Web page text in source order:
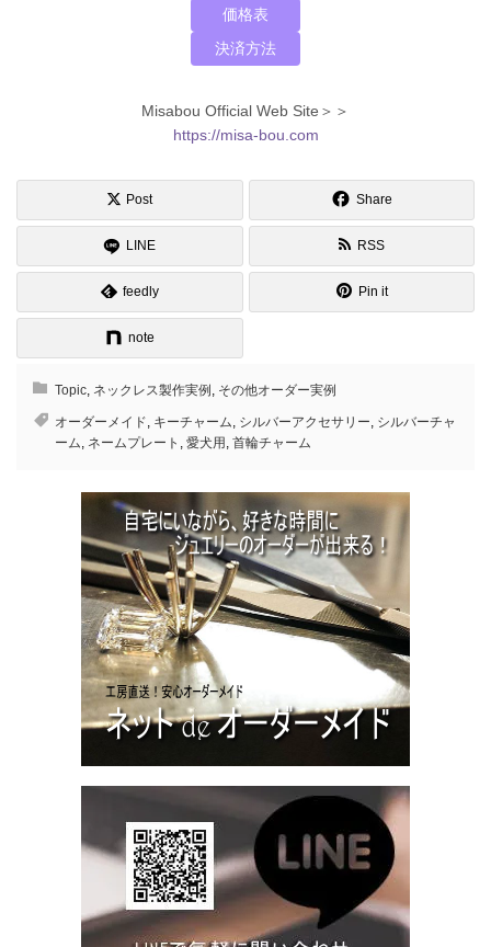
価格表
決済方法
Misabou Official Web Site＞＞
https://misa-bou.com
Post Share
LINE RSS
feedly Pin it
note
Topic, ネックレス製作実例 , その他オーダー実例
オーダーメイド, キーチャーム, シルバーアクセサリー, シルバーチャ
ーム, ネームプレート , 愛犬用 , 首輪チャーム